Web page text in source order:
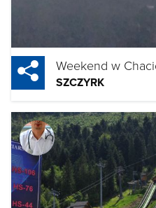
Weekend w
SZCZYRK